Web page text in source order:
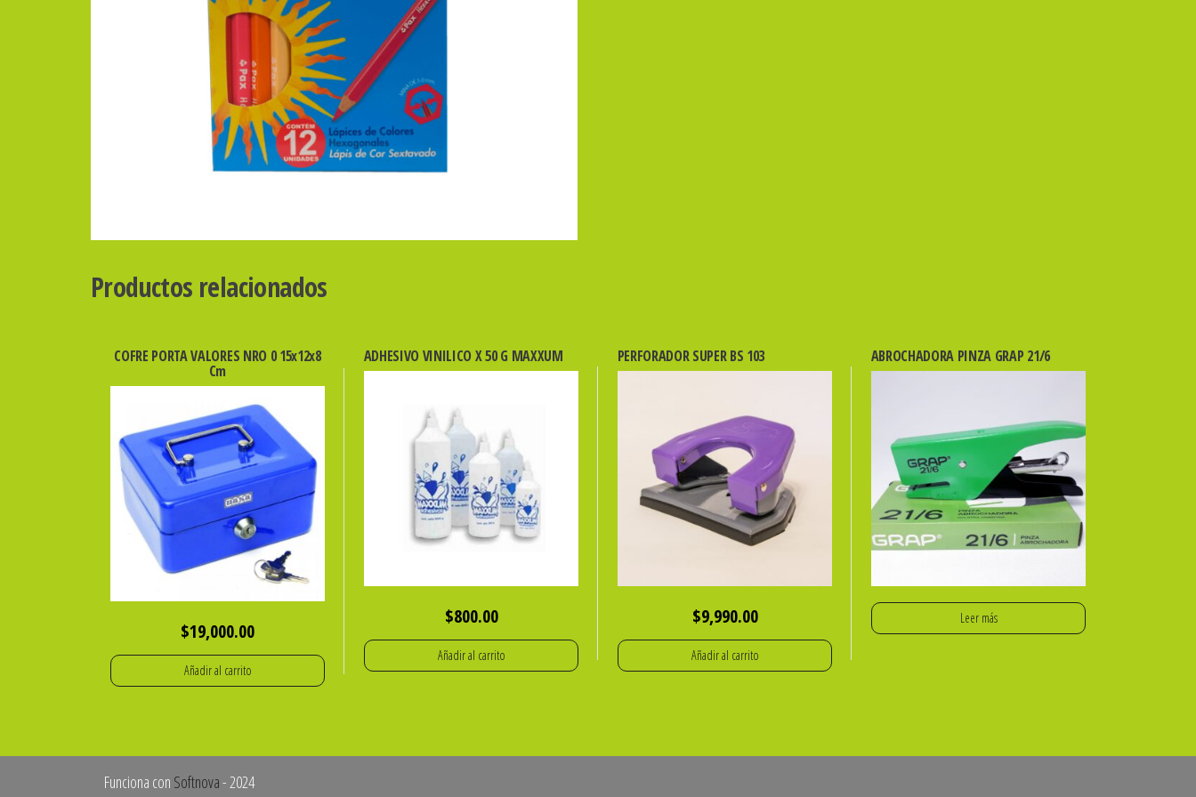
Productos relacionados
COFRE PORTA VALORES NRO 0 15x12x8
Cm
$19,000.00
Añadir al carrito
ADHESIVO VINILICO X 50 G MAXXUM
$800.00
Añadir al carrito
PERFORADOR SUPER BS 103
$9,990.00
Añadir al carrito
ABROCHADORA PINZA GRAP 21/6
Leer más
Funciona con Softnova- 2024